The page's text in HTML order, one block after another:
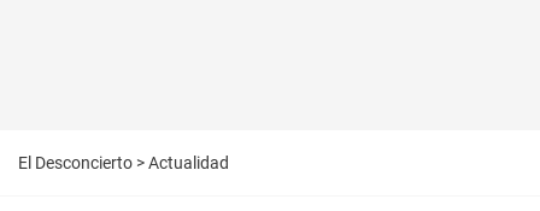
El Desconcierto >Actualidad